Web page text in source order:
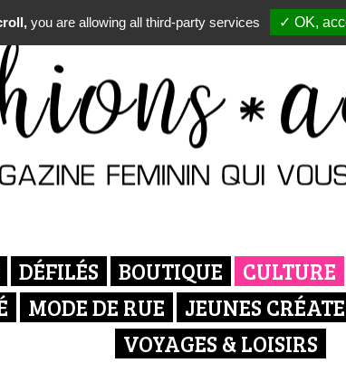
DÉFILÉS BOUTIQUE CULTURE
MODE DE RUE JEUNES
VOYAGES & LOISIRS
you are allowing all third-party services ✓ OK,